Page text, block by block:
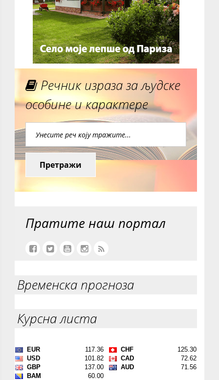
Речник израза за људске
особине и карактере
Претражи
Пратите наш портал
Временска прогноза
Курсна листа